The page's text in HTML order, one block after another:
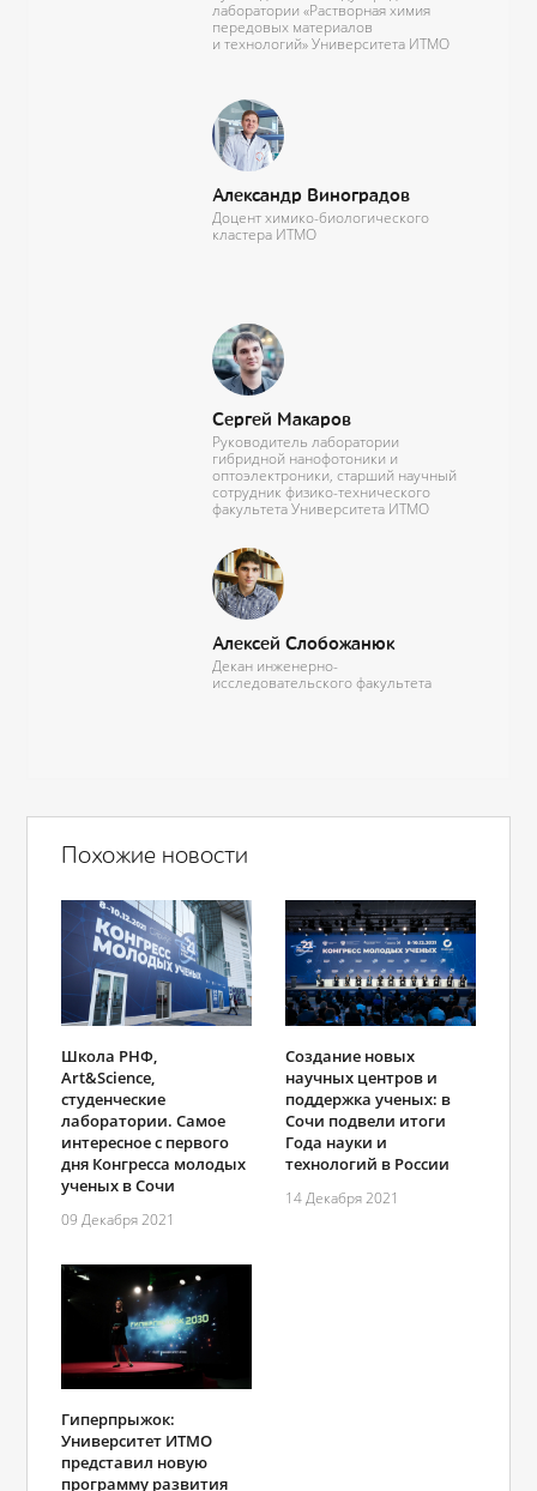
лаборатории «Растворная химия
передовых материалов
и технологий» Университета ИТМО
Александр Виноградов
Доцент химико-биологического
кластера ИТМО
Сергей Макаров
Руководитель лаборатории
гибридной нанофотоники и
оптоэлектроники, старший научный
сотрудник физико-технического
факультета Университета ИТМО
Алексей Слобожанюк
Декан инженерно-
исследовательского факультета
Похожие новости
Школа РНФ,
Art&Science,
студенческие
лаборатории. Самое
интересное с первого
дня Конгресса молодых
ученых в Сочи
09 Декабря 2021
Создание новых
научных центров и
поддержка ученых: в
Сочи подвели итоги
Года науки и
технологий в России
14 Декабря 2021
Гиперпрыжок:
Университет ИТМО
представил новую
программу развития